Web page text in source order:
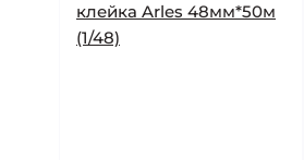
клейка Arles 48мм*50м
(1/48)